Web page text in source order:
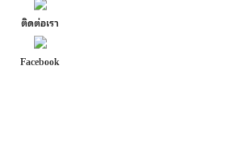
ติดต่อเรา
Facebook